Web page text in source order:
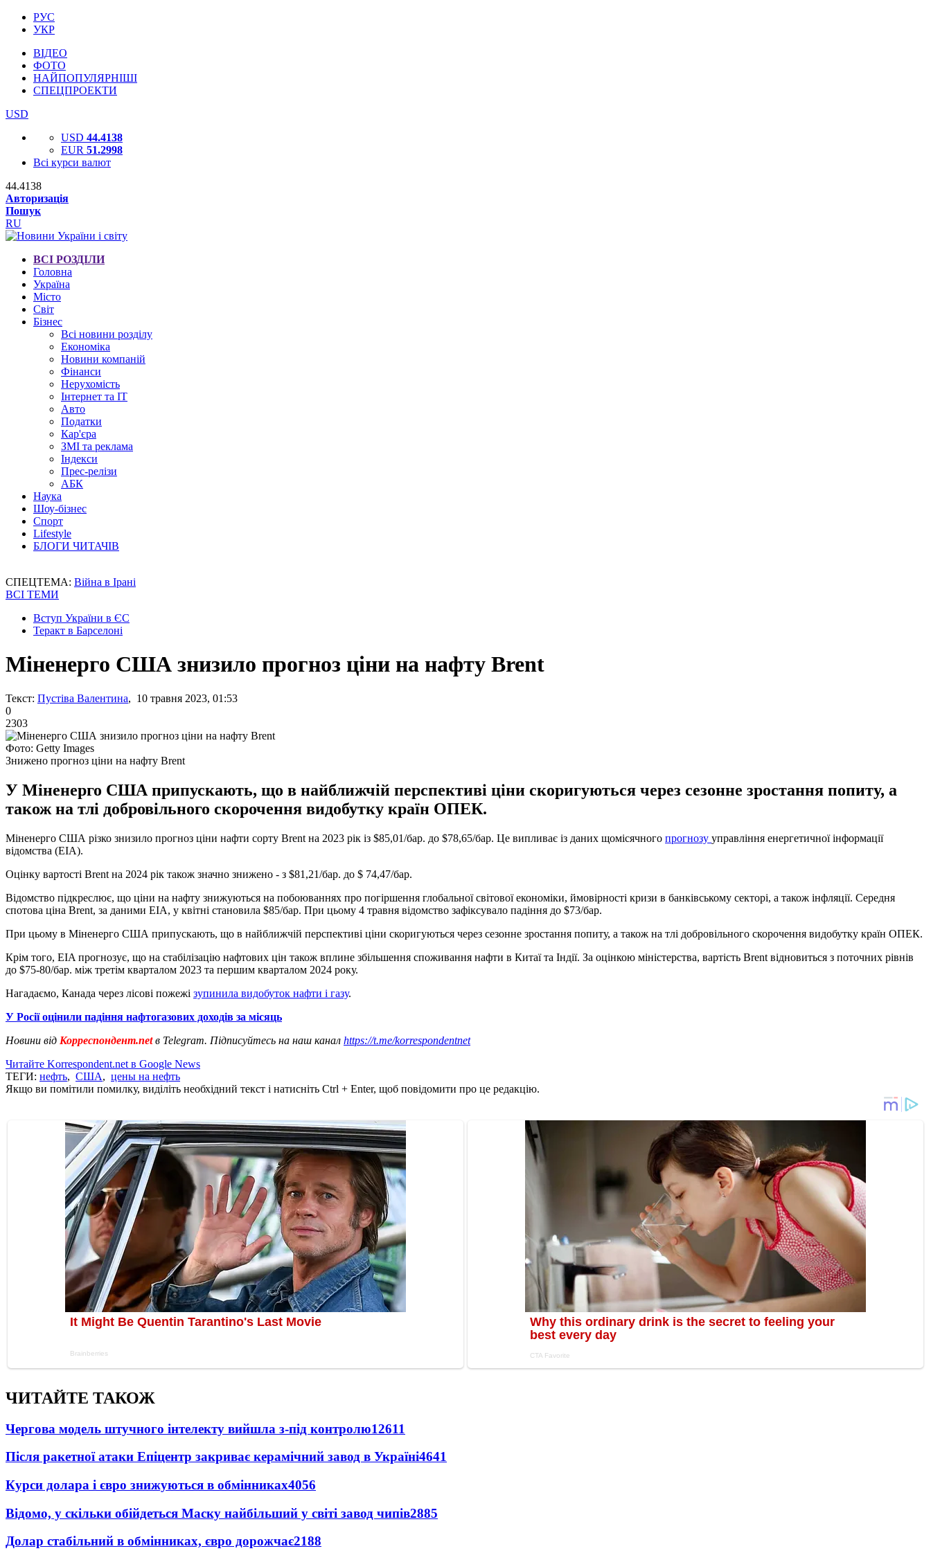
РУС
УКР
ВІДЕО
ФОТО
НАЙПОПУЛЯРНІШІ
СПЕЦПРОЕКТИ
USD
USD 44.4138
EUR 51.2998
Всі курси валют
44.4138
Авторизація
Пошук
RU
ВСІ РОЗДІЛИ
Головна
Україна
Місто
Світ
Бізнес
Всі новини розділу
Економіка
Новини компаній
Фінанси
Нерухомість
Інтернет та IT
Авто
Податки
Кар'єра
ЗМІ та реклама
Індекси
Прес-релізи
АБК
Наука
Шоу-бізнес
Спорт
Lifestyle
БЛОГИ ЧИТАЧІВ
СПЕЦТЕМА: Війна в Ірані
ВСІ ТЕМИ
Вступ України в ЄС
Теракт в Барселоні
Міненерго США знизило прогноз ціни на нафту Brent
Текст: Пустіва Валентина, 10 травня 2023, 01:53
0
2303
Фото: Getty Images
Знижено прогноз ціни на нафту Brent
У Міненерго США припускають, що в найближчій перспективі ціни скоригуються через сезонне зростання попиту, а
також на тлі добровільного скорочення видобутку країн ОПЕК.
Міненерго США різко знизило прогноз ціни нафти сорту Brent на 2023 рік із $85,01/бар. до $78,65/бар. Це випливає із даних щомісячного прогнозу управління енергетичної інформації
відомства (EIA).
Оцінку вартості Brent на 2024 рік також значно знижено - з $81,21/бар. до $ 74,47/бар.
Відомство підкреслює, що ціни на нафту знижуються на побоюваннях про погіршення глобальної світової економіки, ймовірності кризи в банківському секторі, а також інфляції. Середня
спотова ціна Brent, за даними EIA, у квітні становила $85/бар. При цьому 4 травня відомство зафіксувало падіння до $73/бар.
При цьому в Міненерго США припускають, що в найближчій перспективі ціни скоригуються через сезонне зростання попиту, а також на тлі добровільного скорочення видобутку країн ОПЕК.
Крім того, EIA прогнозує, що на стабілізацію нафтових цін також вплине збільшення споживання нафти в Китаї та Індії. За оцінкою міністерства, вартість Brent відновиться з поточних рівнів
до $75-80/бар. між третім кварталом 2023 та першим кварталом 2024 року.
Нагадаємо, Канада через лісові пожежі зупинила видобуток нафти і газу.
У Росії оцінили падіння нафтогазових доходів за місяць
Новини від Корреспондент.netв Telegram. Підписуйтесь на наш канал https://t.me/korrespondentnet
Читайте Korrespondent.net в Google News
ТЕГИ: нефть, США, цены на нефть
Якщо ви помітили помилку, виділіть необхідний текст і натисніть Ctrl + Enter, щоб повідомити про це редакцію.
ЧИТАЙТЕ ТАКОЖ
Чергова модель штучного інтелекту вийшла з-під контролю12611
Після ракетної атаки Епіцентр закриває керамічний завод в Україні4641
Курси долара і євро знижуються в обмінниках4056
Відомо, у скільки обійдеться Маску найбільший у світі завод чипів2885
Долар стабільний в обмінниках, євро дорожчає2188